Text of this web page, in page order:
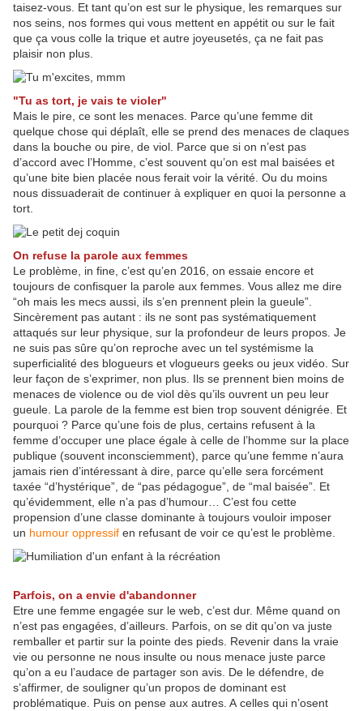
taisez-vous. Et tant qu’on est sur le physique, les remarques sur
nos seins, nos formes qui vous mettent en appétit ou sur le fait
que ça vous colle la trique et autre joyeusetés, ça ne fait pas
plaisir non plus.
"Tu as tort, je vais te violer"
Mais le pire, ce sont les menaces. Parce qu’une femme dit
quelque chose qui déplaît, elle se prend des menaces de claques
dans la bouche ou pire, de viol. Parce que si on n’est pas
d’accord avec l’Homme, c’est souvent qu’on est mal baisées et
qu’une bite bien placée nous ferait voir la vérité. Ou du moins
nous dissuaderait de continuer à expliquer en quoi la personne a
tort.
On refuse la parole aux femmes
Le problème, in fine, c’est qu’en 2016, on essaie encore et
toujours de confisquer la parole aux femmes. Vous allez me dire
“oh mais les mecs aussi, ils s’en prennent plein la gueule”.
Sincèrement pas autant : ils ne sont pas systématiquement
attaqués sur leur physique, sur la profondeur de leurs propos. Je
ne suis pas sûre qu’on reproche avec un tel systémisme la
superficialité des blogueurs et vlogueurs geeks ou jeux vidéo. Sur
leur façon de s’exprimer, non plus. Ils se prennent bien moins de
menaces de violence ou de viol dès qu’ils ouvrent un peu leur
gueule. La parole de la femme est bien trop souvent dénigrée. Et
pourquoi ? Parce qu’une fois de plus, certains refusent à la
femme d’occuper une place égale à celle de l’homme sur la place
publique (souvent inconsciemment), parce qu’une femme n’aura
jamais rien d’intéressant à dire, parce qu’elle sera forcément
taxée “d’hystérique”, de “pas pédagogue”, de “mal baisée”. Et
qu’évidemment, elle n’a pas d’humour… C’est fou cette
propension d’une classe dominante à toujours vouloir imposer
un humour oppressif en refusant de voir ce qu’est le problème.
Parfois, on a envie d'abandonner
Etre une femme engagée sur le web, c’est dur. Même quand on
n’est pas engagées, d’ailleurs. Parfois, on se dit qu’on va juste
remballer et partir sur la pointe des pieds. Revenir dans la vraie
vie ou personne ne nous insulte ou nous menace juste parce
qu’on a eu l’audace de partager son avis. De le défendre, de
s’affirmer, de souligner qu’un propos de dominant est
problématique. Puis on pense aux autres. A celles qui n’osent